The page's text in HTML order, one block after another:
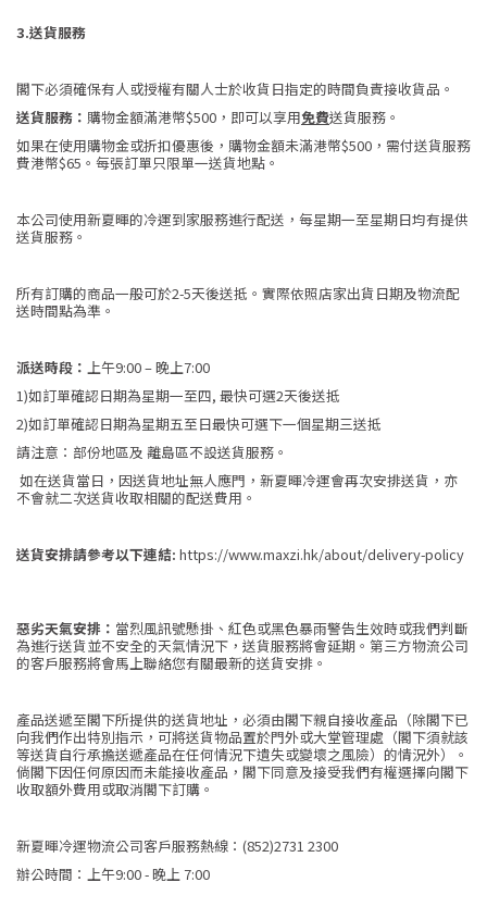
3.送貨服務
閣下必須確保有人或授權有關人士於收貨日指定的時間負責接收貨品。
送貨服務： 購物金額滿港幣$500，即可以享用免費送貨服務。
如果在使用購物金或折扣優惠後，購物金額未滿港幣$500，需付送貨服務
費港幣$65。每張訂單只限單一送貨地點。
本公司使用新夏暉的冷運到家服務進行配送，每星期一至星期日均有提供
送貨服務。
所有訂購的商品一般可於2-5天後送抵。實際依照店家出貨日期及物流配
送時間點為準。
派送時段： 上午9:00 – 晚上7:00
1)如訂單確認日期為星期一至四, 最快可選2天後送抵
2)如訂單確認日期為星期五至日最快可選下一個星期三送抵
請注意：部份地區及 離島區不設送貨服務。
如在送貨當日，因送貨地址無人應門，新夏暉冷運會再次安排送貨，亦
不會就二次送貨收取相關的配送費用。
送貨安排請參考以下連結: https://www.maxzi.hk/about/delivery-policy
惡劣天氣安排： 當烈風訊號懸掛、紅色或黑色暴雨警告生效時或我們判斷
為進行送貨並不安全的天氣情況下，送貨服務將會延期。第三方物流公司
的客戶服務將會馬上聯絡您有關最新的送貨安排。
產品送遞至閣下所提供的送貨地址，必須由閣下親自接收產品（除閣下已
向我們作出特別指示，可將送貨物品置於門外或大堂管理處（閣下須就該
等送貨自行承擔送遞產品在任何情況下遺失或變壞之風險）的情況外）。
倘閣下因任何原因而未能接收產品，閣下同意及接受我們有權選擇向閣下
收取額外費用或取消閣下訂購。
新夏暉冷運物流公司客戶服務熱線：(852)2731 2300
辦公時間：上午9:00 - 晚上 7:00